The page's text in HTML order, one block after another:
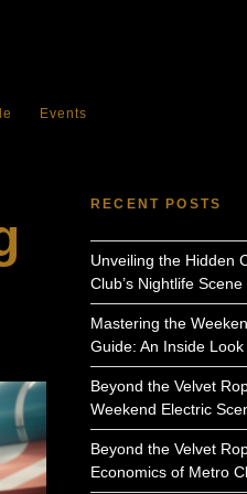
Events
RECENT POSTS
Unveiling the Hidden
Club’s Nightlife Scene
Mastering the
Guide: An Inside
Beyond the Velvet
Weekend Electric
Beyond the Velvet
Economics of Metro